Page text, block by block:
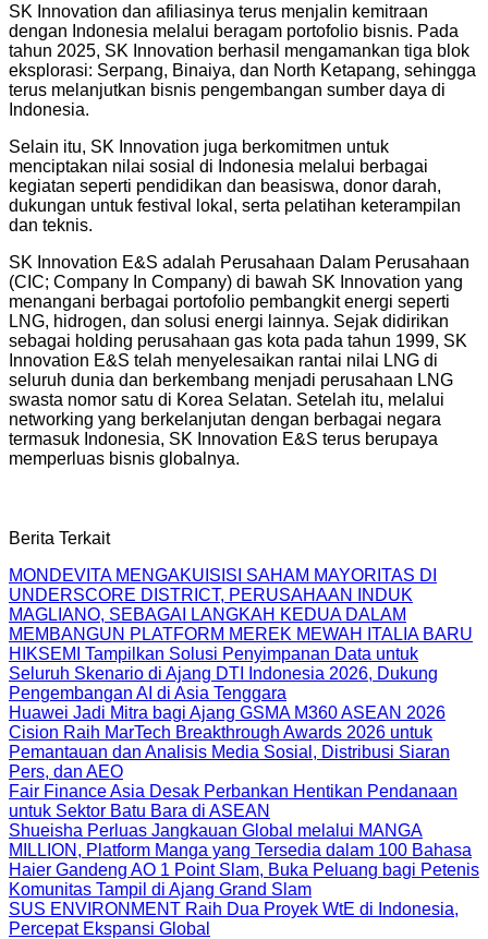
SK Innovation dan afiliasinya terus menjalin kemitraan
dengan Indonesia melalui beragam portofolio bisnis. Pada
tahun 2025, SK Innovation berhasil mengamankan tiga blok
eksplorasi: Serpang, Binaiya, dan North Ketapang, sehingga
terus melanjutkan bisnis pengembangan sumber daya di
Indonesia.
Selain itu, SK Innovation juga berkomitmen untuk
menciptakan nilai sosial di Indonesia melalui berbagai
kegiatan seperti pendidikan dan beasiswa, donor darah,
dukungan untuk festival lokal, serta pelatihan keterampilan
dan teknis.
SK Innovation E&S adalah Perusahaan Dalam Perusahaan
(CIC; Company In Company) di bawah SK Innovation yang
menangani berbagai portofolio pembangkit energi seperti
LNG, hidrogen, dan solusi energi lainnya. Sejak didirikan
sebagai holding perusahaan gas kota pada tahun 1999, SK
Innovation E&S telah menyelesaikan rantai nilai LNG di
seluruh dunia dan berkembang menjadi perusahaan LNG
swasta nomor satu di Korea Selatan. Setelah itu, melalui
networking yang berkelanjutan dengan berbagai negara
termasuk Indonesia, SK Innovation E&S terus berupaya
memperluas bisnis globalnya.
Berita Terkait
MONDEVITA MENGAKUISISI SAHAM MAYORITAS DI
UNDERSCORE DISTRICT, PERUSAHAAN INDUK
MAGLIANO, SEBAGAI LANGKAH KEDUA DALAM
MEMBANGUN PLATFORM MEREK MEWAH ITALIA BARU
HIKSEMI Tampilkan Solusi Penyimpanan Data untuk
Seluruh Skenario di Ajang DTI Indonesia 2026, Dukung
Pengembangan AI di Asia Tenggara
Huawei Jadi Mitra bagi Ajang GSMA M360 ASEAN 2026
Cision Raih MarTech Breakthrough Awards 2026 untuk
Pemantauan dan Analisis Media Sosial, Distribusi Siaran
Pers, dan AEO
Fair Finance Asia Desak Perbankan Hentikan Pendanaan
untuk Sektor Batu Bara di ASEAN
Shueisha Perluas Jangkauan Global melalui MANGA
MILLION, Platform Manga yang Tersedia dalam 100 Bahasa
Haier Gandeng AO 1 Point Slam, Buka Peluang bagi Petenis
Komunitas Tampil di Ajang Grand Slam
SUS ENVIRONMENT Raih Dua Proyek WtE di Indonesia,
Percepat Ekspansi Global